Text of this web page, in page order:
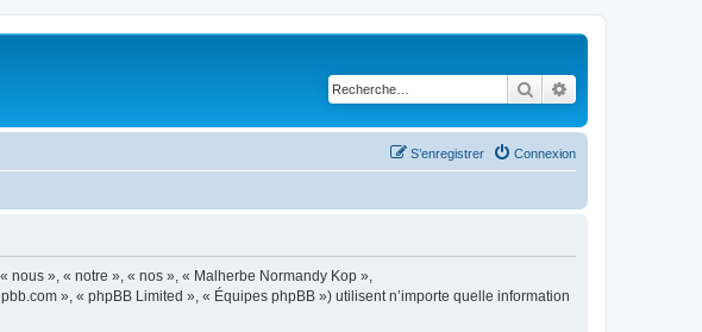
Rechercher
Connexion
S’enregistrer
», « notre », « nos », « Malherbe Normandy Kop »,
», « phpBB Limited », « Équipes phpBB ») utilisent n’importe quelle information